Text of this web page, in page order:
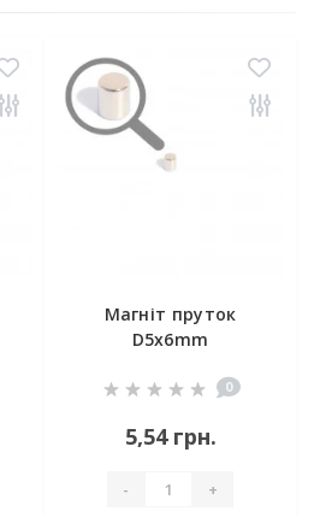
Магніт пруток
D5x6mm
0
5,54 грн.
- +